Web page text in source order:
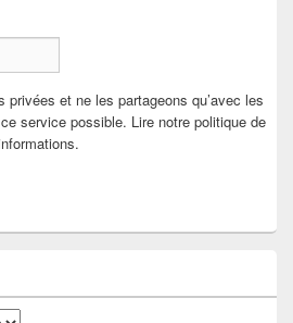
privées et ne les partageons qu’avec les
service possible. Lire notre politique de